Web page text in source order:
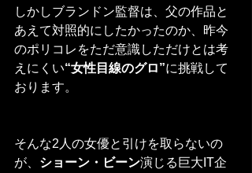
しかしブランドン監督は、父の作品と
あえて対照的にしたかったのか、昨今
のポリコレをただ意識しただけとは考
えにくい“女性目線のグロ”に挑戦して
おります。
そんな2人の女優と引けを取らないの
が、 ショーン・ビーン演じる巨大IT企